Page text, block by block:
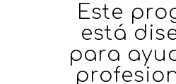
Este
está
para